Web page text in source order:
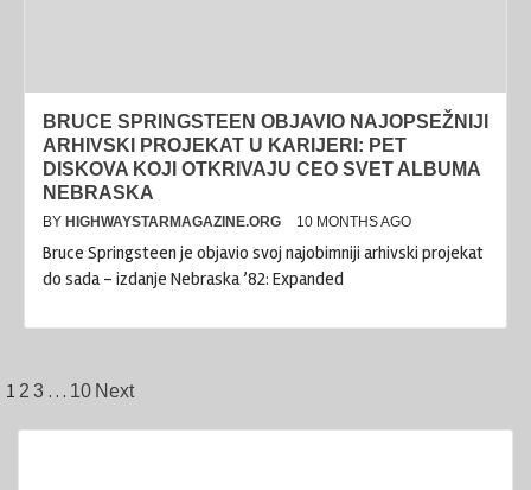
BRUCE SPRINGSTEEN OBJAVIO NAJOPSEŽNIJI
ARHIVSKI PROJEKAT U KARIJERI: PET
DISKOVA KOJI OTKRIVAJU CEO SVET ALBUMA
NEBRASKA
BY HIGHWAYSTARMAGAZINE.ORG 10 MONTHS AGO
Bruce Springsteen je objavio svoj najobimniji arhivski projekat
do sada – izdanje Nebraska ’82: Expanded
Posts
pagination
1 2 3 … 10 Next